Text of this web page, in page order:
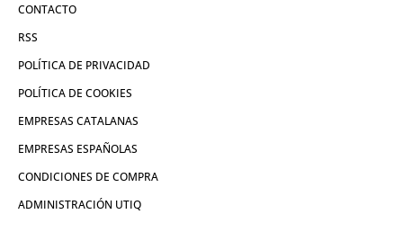
CONTACTO
RSS
POLÍTICA DE PRIVACIDAD
POLÍTICA DE COOKIES
EMPRESAS CATALANAS
EMPRESAS ESPAÑOLAS
CONDICIONES DE COMPRA
ADMINISTRACIÓN UTIQ